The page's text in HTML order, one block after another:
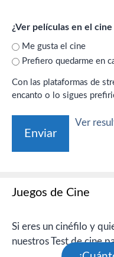
¿Ver películas en el cine
Me gusta el cine
Prefiero quedarme en
Con las plataformas de streaming, ¿ha
encanto o lo sigues
Ver
Juegos de Cine
Si eres un cinéfilo y
nuestros Test de cine